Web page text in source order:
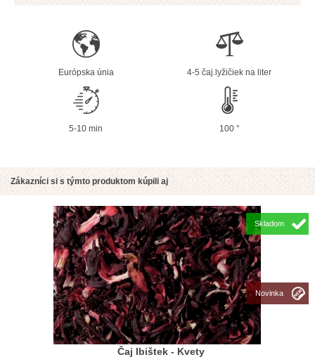
Európska únia 4-5 čaj.lyžičiek na liter
5-10 min 100 °
Zákazníci si s týmto produktom kúpili aj
Novinka
Skladom
Čaj Ibištek - Kvety